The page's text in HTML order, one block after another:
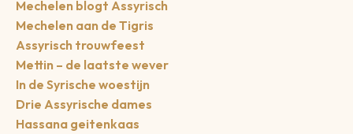
Mechelen blogt Assyrisch
Mechelen aan de Tigris
Assyrisch trouwfeest
Mettin – de laatste wever
In de Syrische woestijn
Drie Assyrische dames
Hassana geitenkaas